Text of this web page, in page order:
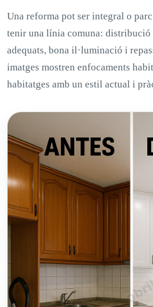
Una reforma pot ser integral o
tenir una línia comuna: distribució
adequats, bona il·luminació i
imatges mostren enfocaments
habitatges amb un estil actual i